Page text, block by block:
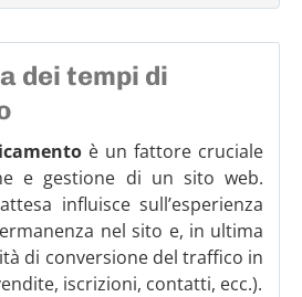
dei tempi di
è un fattore cruciale
e gestione di un sito web.
influisce sull’esperienza
nel sito e, in ultima
di conversione del traffico in
iscrizioni, contatti, ecc.).